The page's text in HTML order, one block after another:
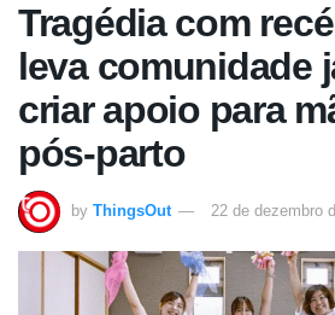
Tragédia com
leva comunidade
criar apoio para
pós-parto
by ThingsOut 22 de dezembro